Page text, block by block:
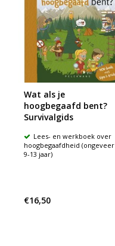
Wat als je
hoogbegaafd bent?
Survivalgids
Lees- en werkboek over
hoogbegaafdheid (ongeveer
9-13 jaar)
€16,50